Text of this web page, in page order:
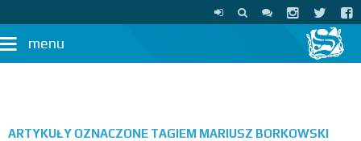
menu
ARTYKUŁY OZNACZONE TAGIEM MARIUSZ BORKOWSKI